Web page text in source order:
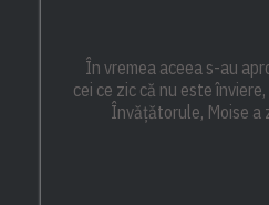
În vremea aceea s-au
cei ce zic că nu este
Învățătorule, Moise a